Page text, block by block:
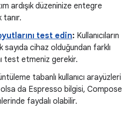
ardışık düzeninize entegre
test edin: Kullanıcıların
cihaz olduğundan farklı
test etmeniz gerekir.
tabanlı kullanıcı arayüzleri
da Espresso bilgisi, Compose
faydalı olabilir.